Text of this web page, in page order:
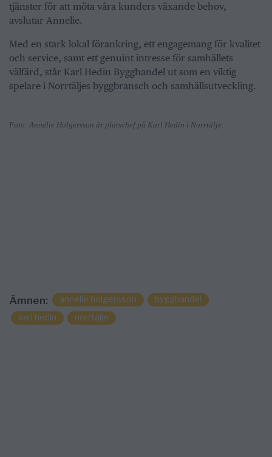
tjänster för att möta våra kunders växande behov,
avslutar Annelie.
Med en stark lokal förankring, ett engagemang för kvalitet
och service, samt ett genuint intresse för samhällets
välfärd, står Karl Hedin Bygghandel ut som en viktig
spelare i Norrtäljes byggbransch och samhällsutveckling.
Foto: Annelie Holgersson är platschef på Karl Hedin i Norrtälje.
Ämnen: annelie holgersson
bygghandel
karl hedin
norrtälje